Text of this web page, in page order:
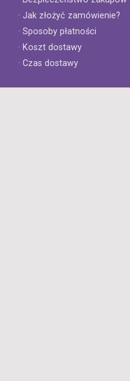
· Jak złożyć zamówienie?
· Sposoby płatności
· Koszt dostawy
· Czas dostawy